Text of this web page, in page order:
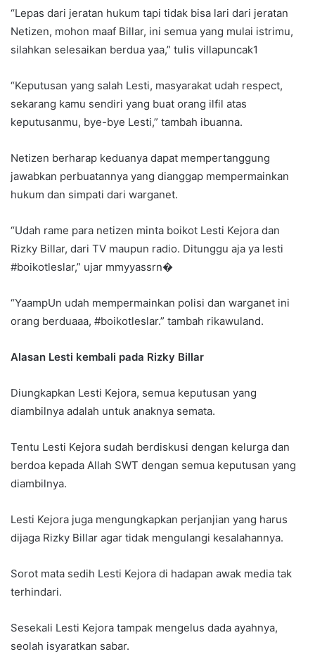
“Lepas dari jeratan hukum tapi tidak bisa lari dari jeratan
Netizen, mohon maaf Billar, ini semua yang mulai istrimu,
silahkan selesaikan berdua yaa,” tulis villapuncak1
“Keputusan yang salah Lesti, masyarakat udah respect,
sekarang kamu sendiri yang buat orang ilfil atas
keputusanmu, bye-bye Lesti,” tambah ibuanna.
Netizen berharap keduanya dapat mempertanggung
jawabkan perbuatannya yang dianggap mempermainkan
hukum dan simpati dari warganet.
“Udah rame para netizen minta boikot Lesti Kejora dan
Rizky Billar, dari TV maupun radio. Ditunggu aja ya lesti
#boikotleslar,” ujar mmyyassrn�
“YaampUn udah mempermainkan polisi dan warganet ini
orang berduaaa, #boikotleslar.” tambah rikawuland.
Alasan Lesti kembali pada Rizky Billar
Diungkapkan Lesti Kejora, semua keputusan yang
diambilnya adalah untuk anaknya semata.
Tentu Lesti Kejora sudah berdiskusi dengan kelurga dan
berdoa kepada Allah SWT dengan semua keputusan yang
diambilnya.
Lesti Kejora juga mengungkapkan perjanjian yang harus
dijaga Rizky Billar agar tidak mengulangi kesalahannya.
Sorot mata sedih Lesti Kejora di hadapan awak media tak
terhindari.
Sesekali Lesti Kejora tampak mengelus dada ayahnya,
seolah isyaratkan sabar.